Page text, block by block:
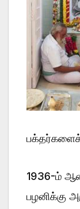
1936-ம்
பழனிக்கு